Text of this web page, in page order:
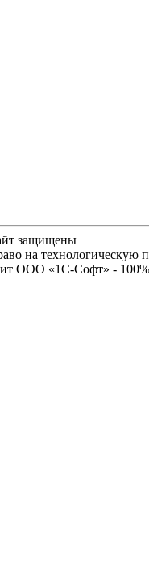
защищены
на
ООО «1С-Софт» -